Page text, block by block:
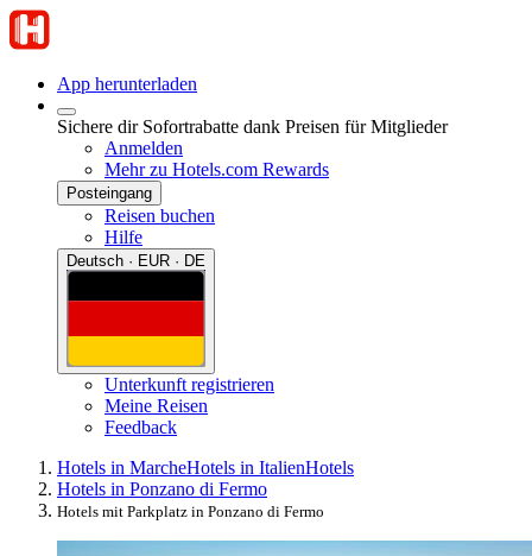
App herunterladen
Sichere dir Sofortrabatte dank Preisen für Mitglieder
Anmelden
Mehr zu Hotels.com Rewards
Posteingang
Reisen buchen
Hilfe
Deutsch · EUR · DE
Unterkunft registrieren
Meine Reisen
Feedback
Hotels in MarcheHotels in ItalienHotels
Hotels in Ponzano di Fermo
Hotels mit Parkplatz in Ponzano di Fermo